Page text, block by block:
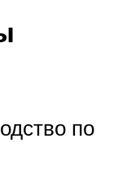
по